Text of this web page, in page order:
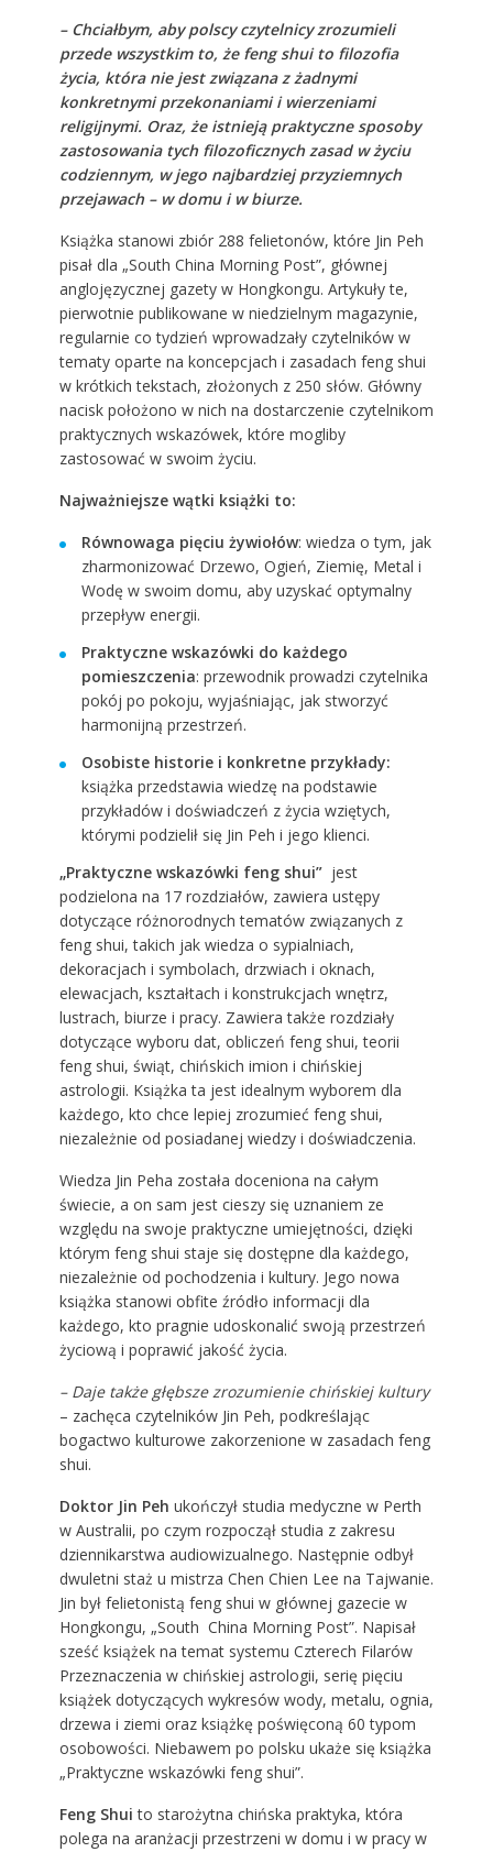
– Chciałbym, aby polscy czytelnicy zrozumieli
przede wszystkim to, że feng shui to filozofia
życia, która nie jest związana z żadnymi
konkretnymi przekonaniami i wierzeniami
religijnymi. Oraz, że istnieją praktyczne sposoby
zastosowania tych filozoficznych zasad w życiu
codziennym, w jego najbardziej przyziemnych
przejawach – w domu i w biurze.
Książka stanowi zbiór 288 felietonów, które Jin Peh
pisał dla „South China Morning Post”, głównej
anglojęzycznej gazety w Hongkongu. Artykuły te,
pierwotnie publikowane w niedzielnym magazynie,
regularnie co tydzień wprowadzały czytelników w
tematy oparte na koncepcjach i zasadach feng shui
w krótkich tekstach, złożonych z 250 słów. Główny
nacisk położono w nich na dostarczenie czytelnikom
praktycznych wskazówek, które mogliby
zastosować w swoim życiu.
Najważniejsze wątki książki to:
Równowaga pięciu żywiołów: wiedza o tym, jak
zharmonizować Drzewo, Ogień, Ziemię, Metal i
Wodę w swoim domu, aby uzyskać optymalny
przepływ energii.
Praktyczne wskazówki do każdego
pomieszczenia: przewodnik prowadzi czytelnika
pokój po pokoju, wyjaśniając, jak stworzyć
harmonijną przestrzeń.
Osobiste historie i konkretne przykłady:
książka przedstawia wiedzę na podstawie
przykładów i doświadczeń z życia wziętych,
którymi podzielił się Jin Peh i jego klienci.
„Praktyczne wskazówki feng shui”jest
podzielona na 17 rozdziałów, zawiera ustępy
dotyczące różnorodnych tematów związanych z
feng shui, takich jak wiedza o sypialniach,
dekoracjach i symbolach, drzwiach i oknach,
elewacjach, kształtach i konstrukcjach wnętrz,
lustrach, biurze i pracy. Zawiera także rozdziały
dotyczące wyboru dat, obliczeń feng shui, teorii
feng shui, świąt, chińskich imion i chińskiej
astrologii. Książka ta jest idealnym wyborem dla
każdego, kto chce lepiej zrozumieć feng shui,
niezależnie od posiadanej wiedzy i doświadczenia.
Wiedza Jin Peha została doceniona na całym
świecie, a on sam jest cieszy się uznaniem ze
względu na swoje praktyczne umiejętności, dzięki
którym feng shui staje się dostępne dla każdego,
niezależnie od pochodzenia i kultury. Jego nowa
książka stanowi obfite źródło informacji dla
każdego, kto pragnie udoskonalić swoją przestrzeń
życiową i poprawić jakość życia.
– Daje także głębsze zrozumienie chińskiej kultury
– zachęca czytelników Jin Peh, podkreślając
bogactwo kulturowe zakorzenione w zasadach feng
shui.
Doktor Jin Peh ukończył studia medyczne w Perth
w Australii, po czym rozpoczął studia z zakresu
dziennikarstwa audiowizualnego. Następnie odbył
dwuletni staż u mistrza Chen Chien Lee na Tajwanie.
Jin był felietonistą feng shui w głównej gazecie w
Hongkongu, „South China Morning Post”. Napisał
sześć książek na temat systemu Czterech Filarów
Przeznaczenia w chińskiej astrologii, serię pięciu
książek dotyczących wykresów wody, metalu, ognia,
drzewa i ziemi oraz książkę poświęconą 60 typom
osobowości. Niebawem po polsku ukaże się książka
„Praktyczne wskazówki feng shui”.
Feng Shuito starożytna chińska praktyka, która
polega na aranżacji przestrzeni w domu i w pracy w